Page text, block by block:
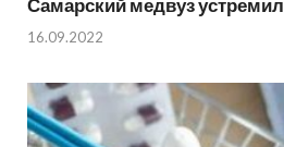
Самарский медвуз
16.09.2022